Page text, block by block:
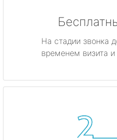
На стадии звонка
временем визита